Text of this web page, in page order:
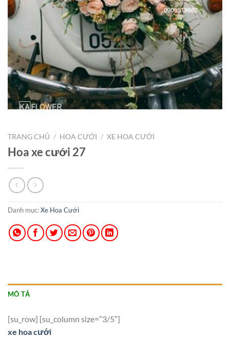
TRANG CHỦ / HOA CƯỚI / XE HOA CƯỚI
Hoa xe cưới 27
Danh mục:Xe Hoa Cưới
MÔ TẢ
[su_row] [su_column size=”3/5″]
xe hoa cưới